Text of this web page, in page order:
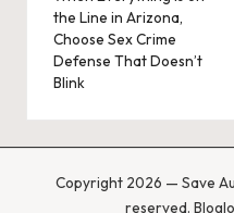
the Line in Arizona,
Choose Sex Crime
Defense That Doesn’t
Blink
Copyright 2026 — Save
reserved.